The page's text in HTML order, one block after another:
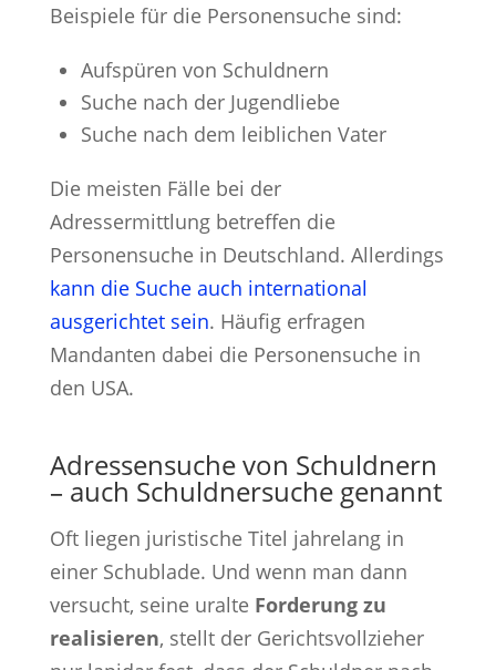
Beispiele für die Personensuche sind:
Aufspüren von Schuldnern
Suche nach der Jugendliebe
Suche nach dem leiblichen Vater
Die meisten Fälle bei der
Adressermittlung betreffen die
Personensuche in Deutschland. Allerdings
kann die Suche auch international
ausgerichtet sein. Häufig erfragen
Mandanten dabei die Personensuche in
den USA.
Adressensuche von Schuldnern
– auch Schuldnersuche genannt
Oft liegen juristische Titel jahrelang in
einer Schublade. Und wenn man dann
versucht, seine uralte Forderung zu
realisieren, stellt der Gerichtsvollzieher